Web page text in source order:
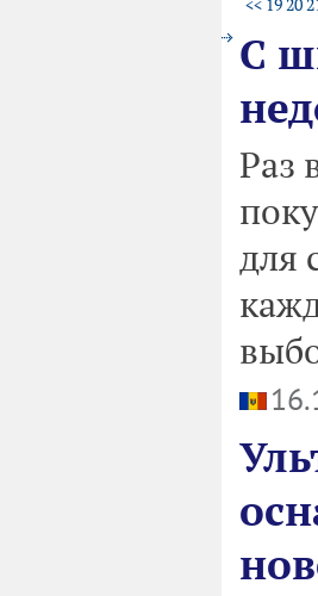
<< 1920
С
Раз
для